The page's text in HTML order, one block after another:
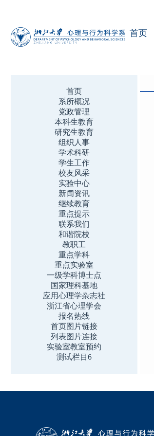
首页
首页
系所概况
党政管理
本科生教育
研究生教育
组织人事
学术科研
学生工作
校友风采
实验中心
新闻资讯
继续教育
重点提示
联系我们
和谐院校
教职工
重点学科
重点实验室
一级学科博士点
国家理科基地
应用心理学杂志社
浙江省心理学会
报名热线
首页图片链接
列表图片连接
实验室教室预约
测试栏目6